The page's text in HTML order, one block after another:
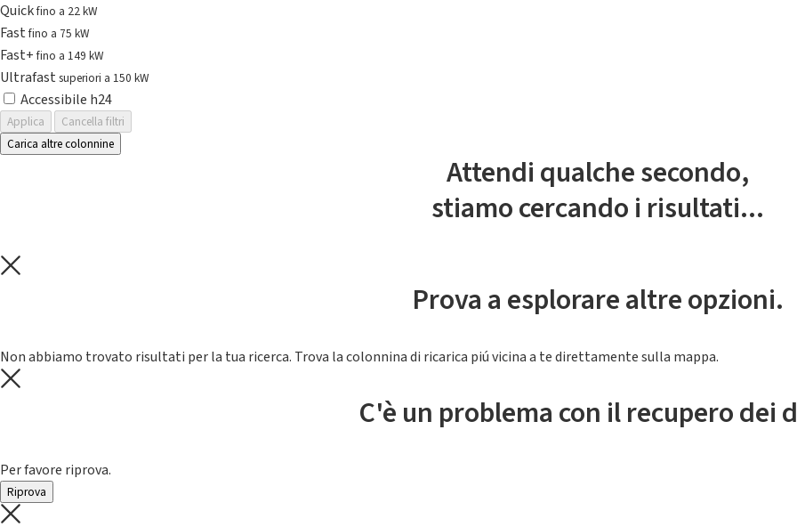
Quickfino a 22 kW
Fastfino a 75 kW
Fast+fino a 149 kW
Ultrafast superiori a 150 kW
Accessibile h24
Applica
Cancella filtri
Carica altre colonnine
Attendi qualche secondo,
stiamo cercando i risultati...
Prova a esplorare altre opzioni.
Non abbiamo trovato risultati per la tua ricerca. Trova la colonnina di ricarica piú vicina a te direttamente sulla mappa.
C'è un problema con il recupero dei
Per favore riprova.
Riprova